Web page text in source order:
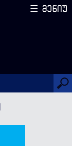
☰ მენიუ